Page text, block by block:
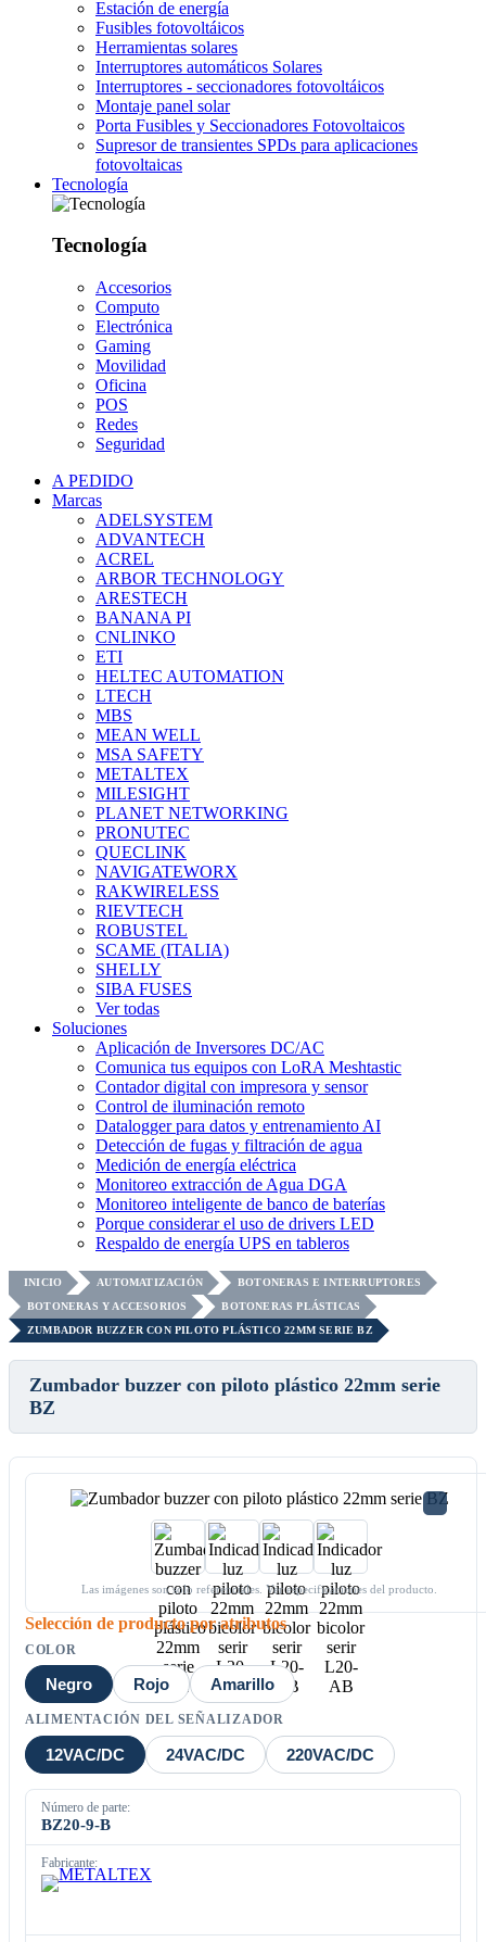
Estación de energía
Fusibles fotovoltáicos
Herramientas solares
Interruptores automáticos Solares
Interruptores - seccionadores fotovoltáicos
Montaje panel solar
Porta Fusibles y Seccionadores Fotovoltaicos
Supresor de transientes SPDs para aplicaciones
fotovoltaicas
Tecnología
Tecnología
Accesorios
Computo
Electrónica
Gaming
Movilidad
Oficina
POS
Redes
Seguridad
A PEDIDO
Marcas
ADELSYSTEM
ADVANTECH
ACREL
ARBOR TECHNOLOGY
ARESTECH
BANANA PI
CNLINKO
ETI
HELTEC AUTOMATION
LTECH
MBS
MEAN WELL
MSA SAFETY
METALTEX
MILESIGHT
PLANET NETWORKING
PRONUTEC
QUECLINK
NAVIGATEWORX
RAKWIRELESS
RIEVTECH
ROBUSTEL
SCAME (ITALIA)
SHELLY
SIBA FUSES
Ver todas
Soluciones
Aplicación de Inversores DC/AC
Comunica tus equipos con LoRA Meshtastic
Contador digital con impresora y sensor
Control de iluminación remoto
Datalogger para datos y entrenamiento AI
Detección de fugas y filtración de agua
Medición de energía eléctrica
Monitoreo extracción de Agua DGA
Monitoreo inteligente de banco de baterías
Porque considerar el uso de drivers LED
Respaldo de energía UPS en tableros
INICIO AUTOMATIZACIÓN
BOTONERAS E INTERRUPTORES
BOTONERAS Y ACCESORIOS
BOTONERAS PLÁSTICAS
ZUMBADOR BUZZER CON PILOTO PLÁSTICO 22MM SERIE BZ
Zumbador buzzer con piloto plástico 22mm serie
BZ
Las imágenes son solo referenciales. Ver especificaciones del producto.
Selección de producto por atributos
COLOR
Negro Rojo Amarillo
ALIMENTACIÓN DEL SEÑALIZADOR
12VAC/DC 24VAC/DC 220VAC/DC
Número de parte:
BZ20-9-B
Fabricante: